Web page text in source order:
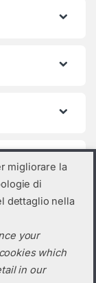
migliorare la
di
dettaglio nella
your
which
in our